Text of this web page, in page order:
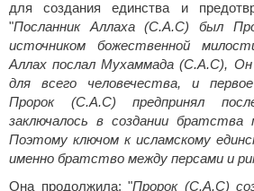
для создания единства и
"Посланник Аллаха (С.А.С) был
источником божественной
Аллах послал Мухаммада (С.А.С), Он
для всего человечества, и
Пророк (С.А.С) предпринял
заключалось в создании братства
Поэтому ключом к исламскому
именно братство между персами и
Она продолжила: "Пророк (С.А.С)